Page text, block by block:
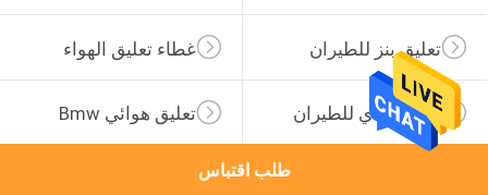
غطاء تعليق الهواء تعليق بنز للطيران
تعليق هوائي Bmw تعليق أودي للطيران
طلب اقتباس